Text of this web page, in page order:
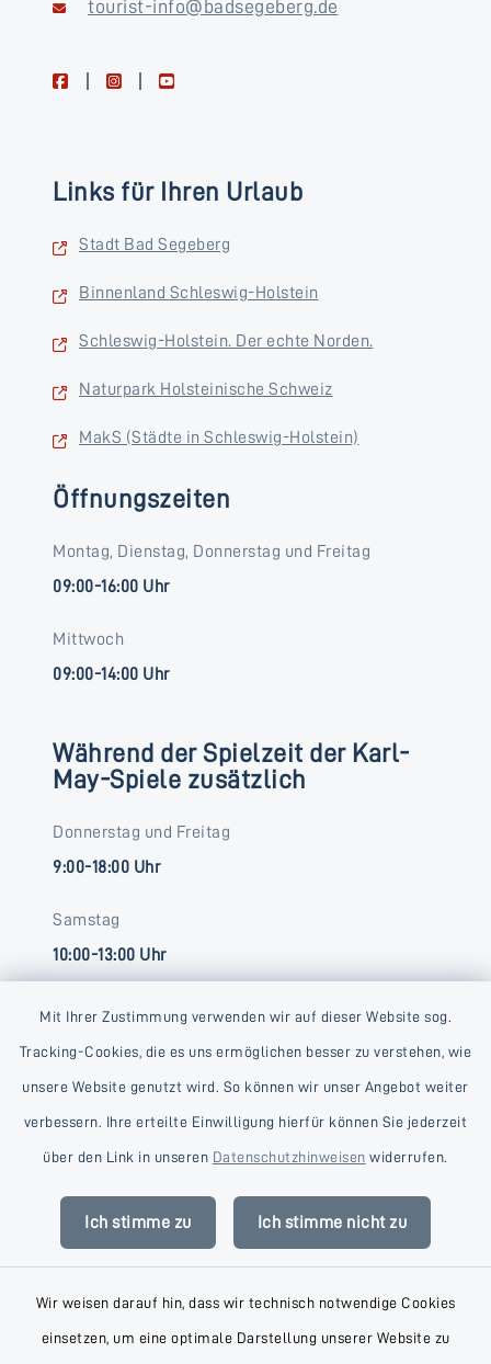
Mit Ihrer Zustimmung verwenden wir auf dieser Website sog.
Tracking-Cookies, die es uns ermöglichen besser zu verstehen, wie
unsere Website genutzt wird. So können wir unser Angebot weiter
verbessern. Ihre erteilte Einwilligung hierfür können Sie jederzeit
über den Link in unseren Datenschutzhinweisen widerrufen.
Ich stimme zu Ich stimme nicht zu
Wir weisen darauf hin, dass wir technisch notwendige Cookies
einsetzen, um eine optimale Darstellung unserer Website zu
tourist-info@badsegeberg.de
facebookinstagramyoutube
Links für Ihren Urlaub
Stadt Bad Segeberg
Binnenland Schleswig-Holstein
Schleswig-Holstein. Der echte Norden.
Naturpark Holsteinische Schweiz
MakS (Städte in Schleswig-Holstein)
Öffnungszeiten
Montag, Dienstag, Donnerstag und Freitag
09:00-16:00 Uhr
Mittwoch
09:00-14:00 Uhr
Während der Spielzeit der Karl-
May-Spiele zusätzlich
Donnerstag und Freitag
9:00-18:00 Uhr
Samstag
10:00-13:00 Uhr
Kontakt
Datenschutz
Impressum